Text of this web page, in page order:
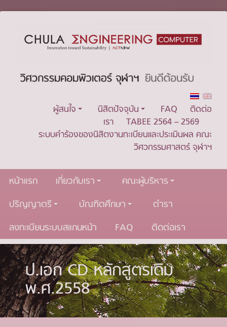
ผู้สนใจ นิสิตปัจจุบัน FAQ
ติดต่อ
เรา
TABEE 2564 – 2569
ระบบคำร้องของนิสิตงานทะเบียนและประเมินผล คณะ
วิศวกรรมศาสตร์ จุฬาฯ
หน้าแรก เกี่ยวกับเรา
คณะผู้บริหาร
ปริญญาตรี
บัณฑิตศึกษา
ตำรา
ลงทะเบียนระบบสแกนหน้า
FAQ ติดต่อเรา
ป.เอก CD หลักสูตรเดิม
พ.ศ.2558